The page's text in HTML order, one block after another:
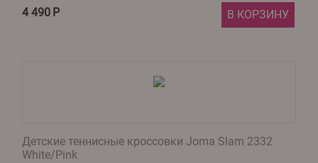
4 490 Р В КОРЗИНУ
Детские теннисные кроссовки Joma Slam 2332
White/Pink